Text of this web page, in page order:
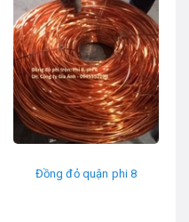
Đồng đỏ quận phi 8